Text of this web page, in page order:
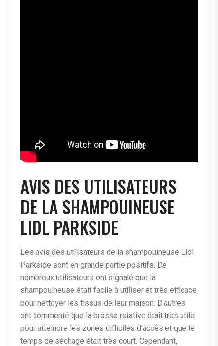
AVIS DES UTILISATEURS
DE LA SHAMPOUINEUSE
LIDL PARKSIDE
Les avis des utilisateurs de la shampouineuse Lidl
Parkside sont en grande partie positifs. De
nombreux utilisateurs ont signalé que la
shampouineuse était facile à utiliser et très efficace
pour nettoyer les tissus de leur maison. D’autres
ont commenté que la brosse rotative était très utile
pour atteindre les zones difficiles d’accès et que le
temps de séchage était très court. Cependant,